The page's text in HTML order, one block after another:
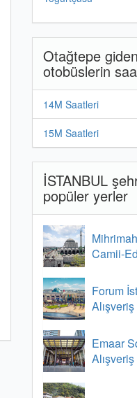
Otağtepe giden
otobüslerin
14M Saatleri
15M Saatleri
İSTANBUL
popüler yerler
Camii-
Forum
Emaar